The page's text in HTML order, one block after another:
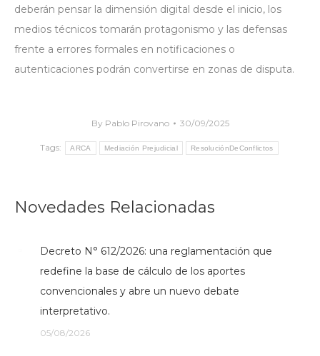
deberán pensar la dimensión digital desde el inicio, los
medios técnicos tomarán protagonismo y las defensas
frente a errores formales en notificaciones o
autenticaciones podrán convertirse en zonas de disputa.
By Pablo Pirovano 30/09/2025
Tags: ARCA Mediación Prejudicial ResoluciónDeConflictos
Novedades Relacionadas
Decreto N° 612/2026: una reglamentación que
redefine la base de cálculo de los aportes
convencionales y abre un nuevo debate
interpretativo.
05/08/2026